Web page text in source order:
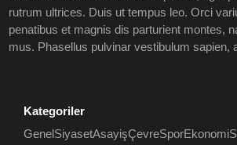
rutrum ultrices. Duis ut tempus leo. Orci
penatibus et magnis dis parturient montes,
mus. Phasellus pulvinar vestibulum sapien,
Kategoriler
Genel SiyasetAsayişÇevreSporEkonomi